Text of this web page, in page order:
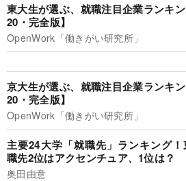
東大生が選ぶ、就職注目企業ランキ
20・完全版】
OpenWork「働きがい研究所」
京大生が選ぶ、就職注目企業ランキ
20・完全版】
OpenWork「働きがい研究所」
主要24大学「就職先」ランキング
職先2位はアクセンチュア、1位は？
奥田由意